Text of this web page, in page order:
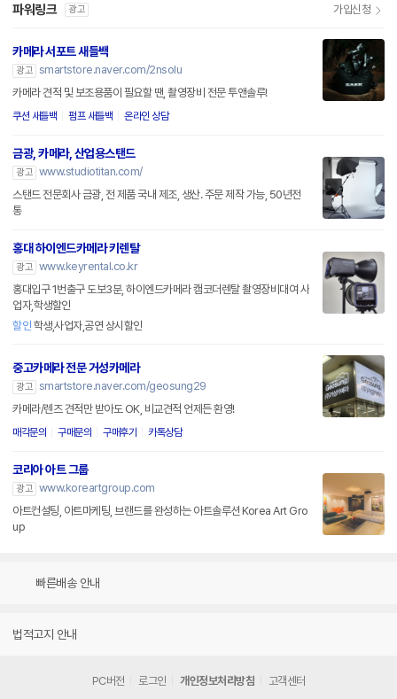
파워링크 광고 가입신청
카메라 서포트 새들백
광고 smartstore.naver.com/2nsolu
카메라 견적 및 보조용품이 필요할 땐, 촬영장비 전문 투앤솔루!
쿠션 새들백 펌프 새들백 온라인 상담
금광, 카메라, 산업용스탠드
광고 www.studiotitan.com/
스탠드 전문회사 금광, 전 제품 국내 제조, 생산. 주문 제작 가능, 50년전
통
홍대 하이엔드카메라 키렌탈
광고 www.keyrental.co.kr
홍대입구 1번출구 도보3분, 하이엔드카메라 캠코더렌탈 촬영장비대여 사
업자,학생할인
할인 학생,사업자,공연 상시할인
중고카메라 전문 거성카메라
광고 smartstore.naver.com/geosung29
카메라/렌즈 견적만 받아도 OK, 비교견적 언제든 환영!
매각문의 구매문의 구매후기 카톡상담
코리아 아트 그룹
광고 www.koreartgroup.com
아트컨설팅, 아트마케팅, 브랜드를 완성하는 아트솔루션 Korea Art Gro
up
빠른배송 안내
법적고지 안내
PC버전 로그인 개인정보처리방침 고객센터